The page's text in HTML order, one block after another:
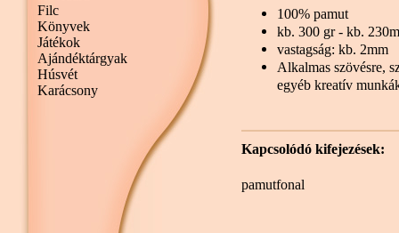
100% pamut
kb. 300 gr - kb. 230m
vastagság: kb. 2mm
Alkalmas szövésre,
egyéb kreatív
Kapcsolódó kifejezések:
pamutfonal
Filc
Könyvek
Játékok
Ajándéktárgyak
Húsvét
Karácsony